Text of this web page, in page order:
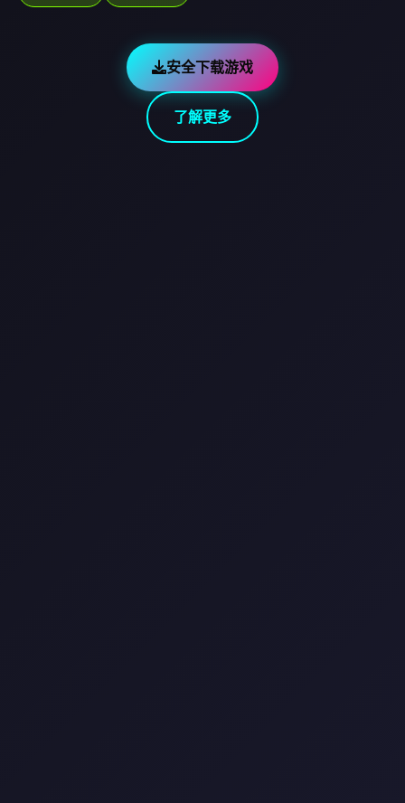
安全下载游戏
了解更多